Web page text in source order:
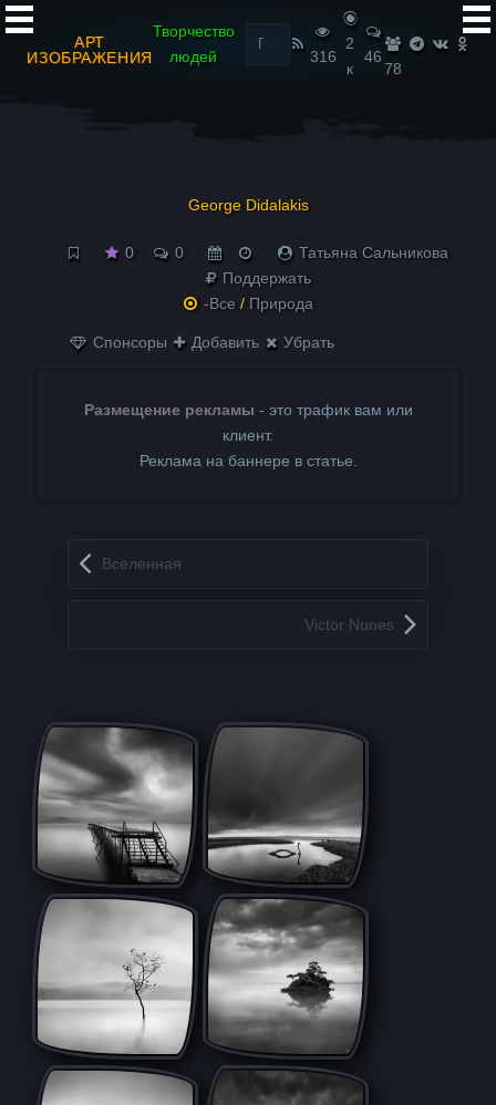
АРТ
ИЗОБРАЖЕНИЯ
Творчество
людей
Найти:
316
2
к
46
78
George Didalakis
0 0
Татьяна Сальникова
Поддержать
-Все / Природа
Спонсоры Добавить Убрать
Размещение рекламы - это трафик вам или
клиент.
Реклама на баннере в статье.
Запись навигация
Вселенная
Victor Nunes